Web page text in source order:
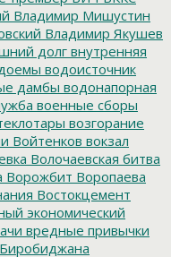
Владимир Мишустин
Владимир Якушев
долг внутренняя
водоисточник
дамбы водонапорная
военные сборы
возгорание
Войтенков вокзал
Волочаевская битва
Ворожбит Воропаева
Востокцемент
экономический
вредные привычки